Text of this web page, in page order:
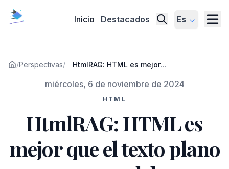
Inicio Destacados Es
/Perspectivas/
HtmlRAG: HTML es mejor
modelar conocimiento
recuperado en sistemas
Publicado elmiércoles, 6 de noviembre de 2024
HTML
HtmlRAG: HTML es
mejor que el texto plano